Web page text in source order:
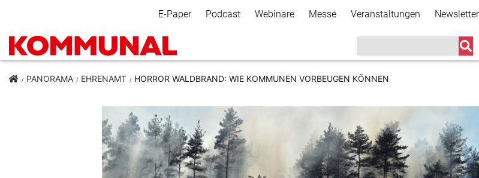
zum
Inhalt
Secondary Navigation
E-Paper Podcast Webinare Messe Veranstaltungen Newsletter
PANORAMA EHRENAMT HORROR WALDBRAND: WIE KOMMUNEN VORBEUGEN KÖNNEN